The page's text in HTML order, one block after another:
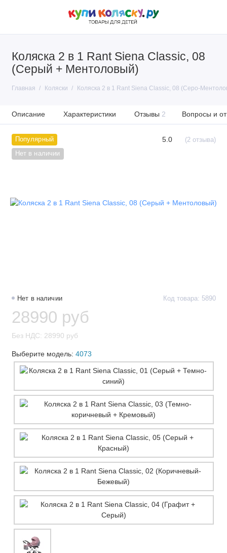
Коляска 2 в 1 Rant Siena Classic, 08
(Серый + Ментоловый)
Главная Коляски Коляска 2 в 1 Rant Siena Classic, 08 (Серо-
Описание Характеристики Отзывы 2 Вопросы и
Популярный
Нет в наличии
5.0 (2 отзыва)
Нет в наличии Код товара: 5890
28990 руб
Без НДС: 28990 руб
Выберите модель: 4073